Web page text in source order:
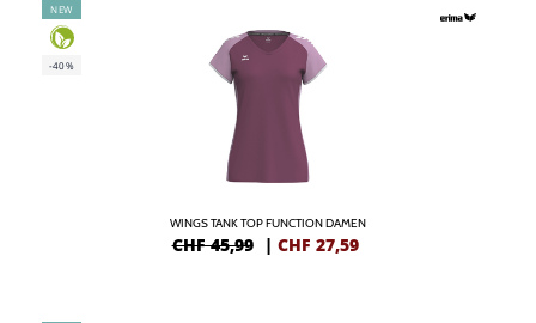
NEW
-40%
WINGS TANK TOP FUNCTION DAMEN
CHF 45,99 | CHF 27,59